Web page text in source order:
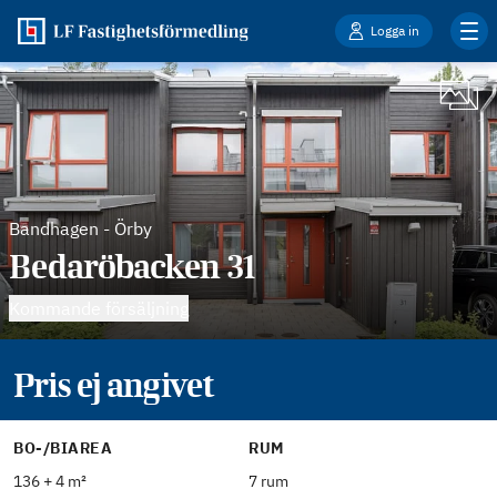
Logga in
Bandhagen - Örby
Bedaröbacken 31
Pris ej angivet
BO-/BIAREA
136 + 4 m²
RUM
7 rum